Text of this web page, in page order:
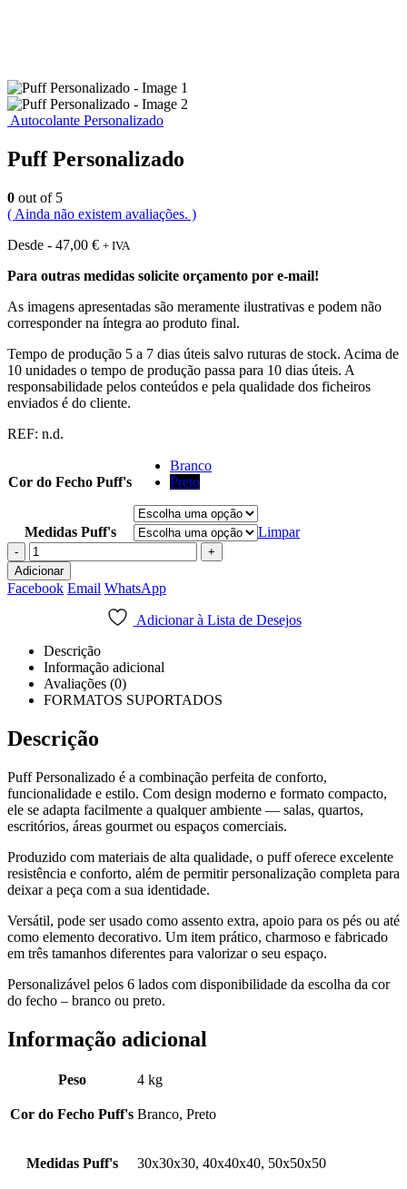
Autocolante Personalizado
Puff Personalizado
0 out of 5
( Ainda não existem avaliações. )
Desde - 47,00 € + IVA
Para outras medidas solicite orçamento por e-mail!
As imagens apresentadas são meramente ilustrativas e podem não
corresponder na íntegra ao produto final.
Tempo de produção 5 a 7 dias úteis salvo ruturas de stock. Acima de
10 unidades o tempo de produção passa para 10 dias úteis. A
responsabilidade pelos conteúdos e pela qualidade dos ficheiros
enviados é do cliente.
REF: n.d.
Cor do Fecho Puff's
Branco
Preto
Medidas Puff's Limpar
-
+
Adicionar
Facebook Email WhatsApp
Adicionar à Lista de Desejos
Descrição
Informação adicional
Avaliações (0)
FORMATOS SUPORTADOS
Descrição
Puff Personalizado é a combinação perfeita de conforto,
funcionalidade e estilo. Com design moderno e formato compacto,
ele se adapta facilmente a qualquer ambiente — salas, quartos,
escritórios, áreas gourmet ou espaços comerciais.
Produzido com materiais de alta qualidade, o puff oferece excelente
resistência e conforto, além de permitir personalização completa para
deixar a peça com a sua identidade.
Versátil, pode ser usado como assento extra, apoio para os pés ou até
como elemento decorativo. Um item prático, charmoso e fabricado
em três tamanhos diferentes para valorizar o seu espaço.
Personalizável pelos 6 lados com disponibilidade da escolha da cor
do fecho – branco ou preto.
Informação adicional
Peso 4 kg
Cor do Fecho Puff's Branco, Preto
Medidas Puff's 30x30x30, 40x40x40, 50x50x50